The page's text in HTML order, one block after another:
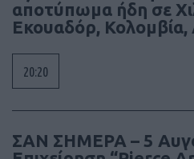
αποτύπωμα ήδη σε
Εκουαδόρ, Κολομβία,
20:20
ΣΑΝ ΣΗΜΕΡΑ – 5